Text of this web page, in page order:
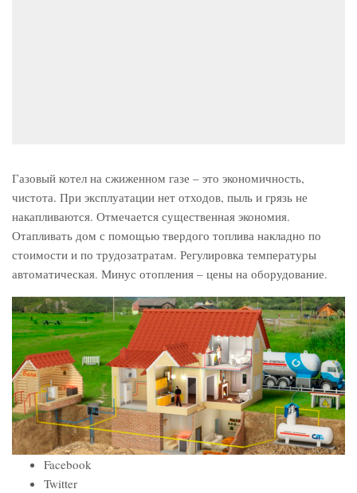
Газовый котел на сжиженном газе – это экономичность,
чистота. При эксплуатации нет отходов, пыль и грязь не
накапливаются. Отмечается существенная экономия.
Отапливать дом с помощью твердого топлива накладно по
стоимости и по трудозатратам. Регулировка температуры
автоматическая. Минус отопления – цены на оборудование.
Facebook
Twitter